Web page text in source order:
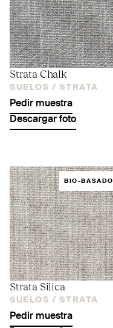
Strata Chalk
SUELOS / STRATA
Pedir muestra
Descargar foto
BIO-BASADO
Strata Silica
SUELOS / STRATA
Pedir muestra